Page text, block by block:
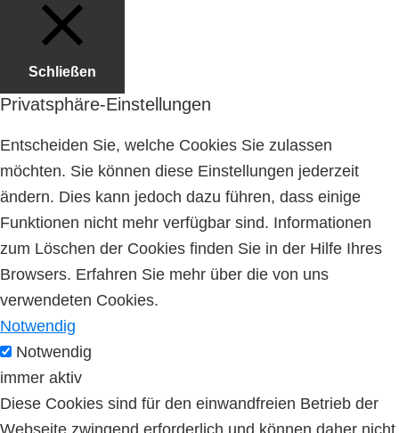
Schließen
Privatsphäre-Einstellungen
Entscheiden Sie, welche Cookies Sie zulassen
möchten. Sie können diese Einstellungen jederzeit
ändern. Dies kann jedoch dazu führen, dass einige
Funktionen nicht mehr verfügbar sind. Informationen
zum Löschen der Cookies finden Sie in der Hilfe Ihres
Browsers. Erfahren Sie mehr über die von uns
verwendeten Cookies.
Notwendig
Notwendig
immer aktiv
Diese Cookies sind für den einwandfreien Betrieb der
Webseite zwingend erforderlich und können daher nicht